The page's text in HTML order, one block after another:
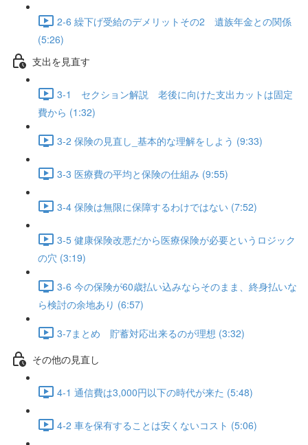
2-6 繰下げ受給のデメリットその2 遺族年金との関係
(5:26)
支出を見直す
3-1 セクション解説 老後に向けた支出カットは固定
費から (1:32)
3-2 保険の見直し_基本的な理解をしよう (9:33)
3-3 医療費の平均と保険の仕組み (9:55)
3-4 保険は無限に保障するわけではない (7:52)
3-5 健康保険改悪だから医療保険が必要というロジック
の穴 (3:19)
3-6 今の保険が60歳払い込みならそのまま、終身払いな
ら検討の余地あり (6:57)
3-7まとめ 貯蓄対応出来るのが理想 (3:32)
その他の見直し
4-1 通信費は3,000円以下の時代が来た (5:48)
4-2 車を保有することは安くないコスト (5:06)